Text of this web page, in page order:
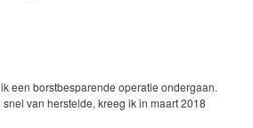
een borstbesparende operatie ondergaan.
van herstelde, kreeg ik in maart 2018